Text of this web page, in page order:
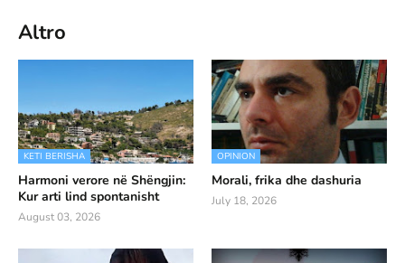
Altro
KETI BERISHA
Harmoni verore në Shëngjin:
Kur arti lind spontanisht
August 03, 2026
OPINION
Morali, frika dhe dashuria
July 18, 2026